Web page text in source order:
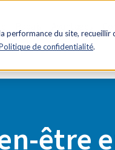
performance du site, recueillir
de confidentialité.
être